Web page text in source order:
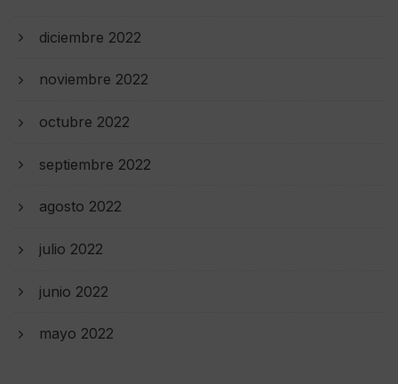
diciembre 2022
noviembre 2022
octubre 2022
septiembre 2022
agosto 2022
julio 2022
junio 2022
mayo 2022